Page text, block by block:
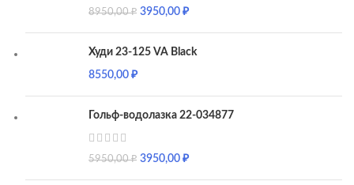
8950,00₽ 3950,00₽
Худи 23-125 VA Black
8550,00₽
Гольф-водолазка 22-034877
5950,00₽ 3950,00₽